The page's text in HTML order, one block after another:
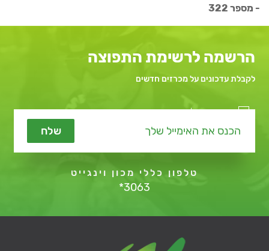
- מספר 322
הרשמה לרשימת התפוצה
לקבלת עדכונים על מכרזים חדשים
שלח
מאשר קבלת תכנים שיווקיים
טלפון כללי מכון וינגייט
*3063